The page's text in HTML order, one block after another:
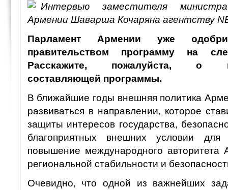
Интервью заместителя
Армении Шаварша Кочаряна агентству
Парламент Армении уже
правительством программу на
Расскажите, пожалуйста, о
составляющей программы.
В ближайшие годы внешняя политика
развиваться в направлении, которое
защиты интересов государства,
благоприятных внешних условии для
повышение международного авторитета
региональной стабильности и
Очевидно, что одной из важнейших